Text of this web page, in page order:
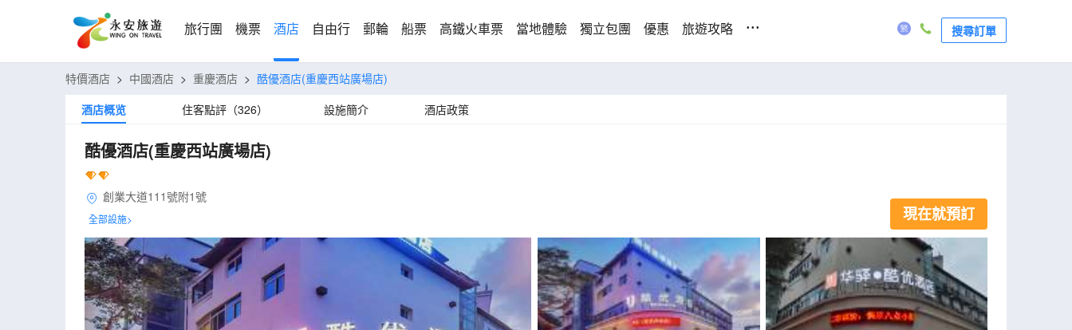
旅行團 機票 酒店 自由行 郵輪 船票 高鐵火車票 當地體驗 獨立包團 優惠 旅遊攻略 ... 搜尋訂單
特價酒店 > 中國酒店 > 重慶酒店 > 酷優酒店(重慶西站廣場店)
酒店概览
住客點評（326） 設施簡介 酒店政策
酷優酒店(重慶西站廣場店)
創業大道111號附1號
全部設施> 現在就預訂